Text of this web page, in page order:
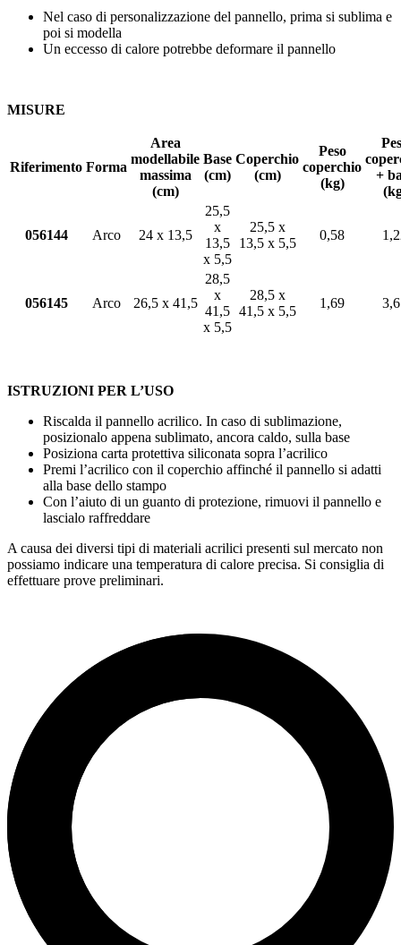
Nel caso di personalizzazione del pannello, prima si sublima e
poi si modella
Un eccesso di calore potrebbe deformare il pannello
MISURE
Riferimento Forma
Area
modellabile
massima
(cm)
Base
(cm)
Coperchio
(cm)
Peso
coperchio
(kg)
+
056144 Arco 24 x 13,5
25,5
x
13,5
x 5,5
25,5 x
13,5 x 5,5
0,58
056145 Arco 26,5 x 41,5
28,5
x
41,5
x 5,5
28,5 x
41,5 x 5,5
1,69
ISTRUZIONI PER L’USO
Riscalda il pannello acrilico. In caso di sublimazione,
posizionalo appena sublimato, ancora caldo, sulla base
Posiziona carta protettiva siliconata sopra l’acrilico
Premi l’acrilico con il coperchio affinché il pannello si adatti
alla base dello stampo
Con l’aiuto di un guanto di protezione, rimuovi il pannello e
lascialo raffreddare
A causa dei diversi tipi di materiali acrilici presenti sul mercato non
possiamo indicare una temperatura di calore precisa. Si consiglia di
effettuare prove preliminari.